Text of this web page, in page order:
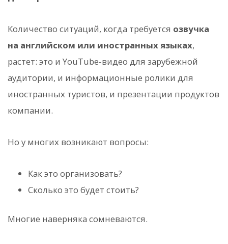
Количество ситуаций, когда требуется озвучка
на английском или иностранных языках,
растет: это и YouTube-видео для зарубежной
аудитории, и информационные ролики для
иностранных туристов, и презентации продуктов
компании.
Но у многих возникают вопросы:
Как это организовать?
Сколько это будет стоить?
Многие наверняка сомневаются.